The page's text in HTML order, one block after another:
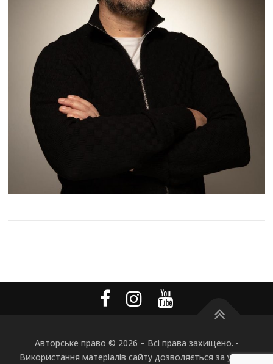
Авторське право © 2026 – Всі права захищено. -
Використання матеріалів сайту дозволяється за умови